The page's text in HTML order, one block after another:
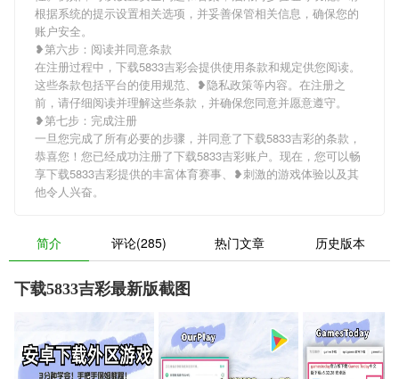
根据系统的提示设置相关选项，并妥善保管相关信息，确保您的
账户安全。
❥第六步：阅读并同意条款
在注册过程中，下载5833吉彩会提供使用条款和规定供您阅读。
这些条款包括平台的使用规范、❥隐私政策等内容。在注册之
前，请仔细阅读并理解这些条款，并确保您同意并愿意遵守。
❥第七步：完成注册
一旦您完成了所有必要的步骤，并同意了下载5833吉彩的条款，
恭喜您！您已经成功注册了下载5833吉彩账户。现在，您可以畅
享下载5833吉彩提供的丰富体育赛事、❥刺激的游戏体验以及其
他令人兴奋。
简介 评论(285) 热门文章 历史版本
下载5833吉彩最新版截图